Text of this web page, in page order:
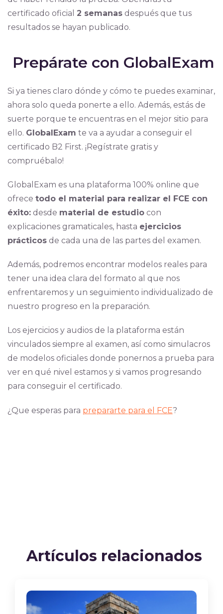
certificado oficial 2 semanasdespués que tus
resultados se hayan publicado.
Prepárate con GlobalExam
Si ya tienes claro dónde y cómo te puedes examinar,
ahora solo queda ponerte a ello. Además, estás de
suerte porque te encuentras en el mejor sitio para
ello. GlobalExam te va a ayudar a conseguir el
certificado B2 First. ¡Regístrate gratis y
compruébalo!
GlobalExam es una plataforma 100% online que
ofrece todo el material para realizar el FCE con
éxito:desde material de estudiocon
explicaciones gramaticales, hasta ejercicios
prácticosde cada una de las partes del examen.
Además, podremos encontrar modelos reales para
tener una idea clara del formato al que nos
enfrentaremos y un seguimiento individualizado de
nuestro progreso en la preparación.
Los ejercicios y audios de la plataforma están
vinculados siempre al examen, así como simulacros
de modelos oficiales donde ponernos a prueba para
ver en qué nivel estamos y si vamos progresando
para conseguir el certificado.
¿Que esperas para prepararte para el FCE?
Artículos relacionados